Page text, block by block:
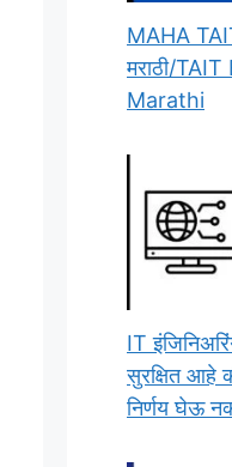
MAHA TAIT
मराठी/
Marathi
IT
सुरक्षित आहे
निर्णय घेऊ